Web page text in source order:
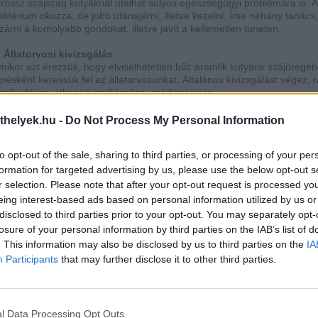
- Do Not Process My Personal Information
opt-out of the sale, sharing to third parties, or processing of your
for targeted advertising by us, please use the below opt-out
selection. Please note that after your opt-out request is processed
interest-based ads based on personal information utilized by us
to third parties prior to your opt-out. You may separately
of your personal information by third parties on the IAB’s list of
This information may also be disclosed by us to third parties on the
Participants that may further disclose it to other third parties.
Data Processing Opt Outs
rossz szájszag kutyáknál utalhat súlyos egészségügyi problémára is.
okozza, de jobb utánajárni, illetve kezelni. Íme néhány
a komolyabb gondokat, illetve javít a kellemetlen tüneten.
Állatorvosi kivizsgálás
azt érezzük, hogy elviselhetetlen bűz áramlik kutyánk
keressük fel az állatorvosunkat. Általános kivizsgálást végez,
étkezési szokásokra, szájhigiéniára.
Fogászati szűrés
átvizsgálást.
Akadály a szájüregben
kutya nem tudja mindig kipiszkálni a fogai közé ragadt étekdarabot. Így
indult maradék szintén bűzös lesz. Sajnos a szájüregi
hasonló tüneteket, ennek kiszűrése miatt is érdemes az
Fogápolás naponta
terméket a kutya részére is. A felső fogsor, valamint a nyelv